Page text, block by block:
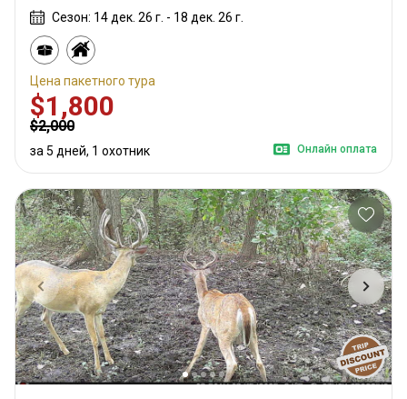
Сезон: 14 дек. 26 г. - 18 дек. 26 г.
Цена пакетного тура
$1,800
$2,000
за 5 дней, 1 охотник Онлайн оплата